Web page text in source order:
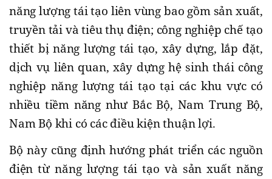
năng lượng tái tạo liên vùng bao gồm sản xuất,
truyền tải và tiêu thụ điện; công nghiệp chế tạo
thiết bị năng lượng tái tạo, xây dựng, lắp đặt,
dịch vụ liên quan, xây dựng hệ sinh thái công
nghiệp năng lượng tái tạo tại các khu vực có
nhiều tiềm năng như Bắc Bộ, Nam Trung Bộ,
Nam Bộ khi có các điều kiện thuận lợi.
Bộ này cũng định hướng phát triển các nguồn
điện từ năng lượng tái tạo và sản xuất năng